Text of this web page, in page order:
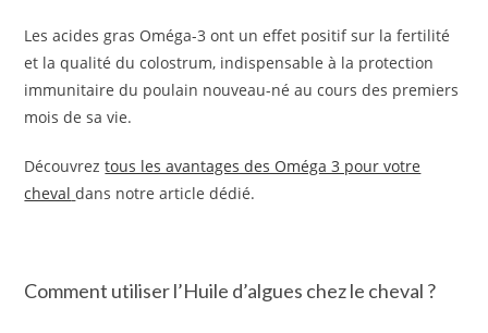
Les acides gras Oméga-3 ont un effet positif sur la fertilité
et la qualité du colostrum, indispensable à la protection
immunitaire du poulain nouveau-né au cours des premiers
mois de sa vie.
Découvreztous les avantages des Oméga 3 pour votre
cheval dans notre article dédié.
Comment utiliser l’Huile d’algues chez le cheval ?